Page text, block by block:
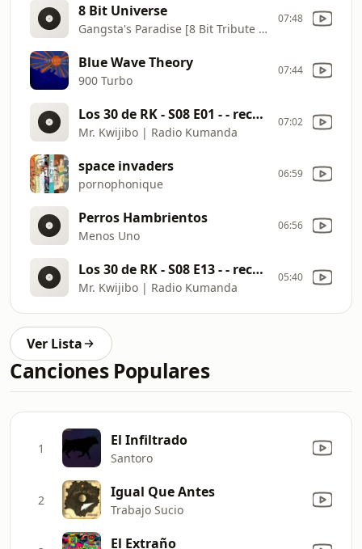
8 Bit Universe
Gangsta's Paradise [8 Bit Tribute to Coolio]
07:48
Blue Wave Theory
900 Turbo
07:44
Los 30 de RK - S08 E01 - - rec_20251014-224247
Mr. Kwijibo | Radio Kumanda
07:02
space invaders
pornophonique
06:59
Perros Hambrientos
Menos Uno
06:56
Los 30 de RK - S08 E13 - - rec_20251125-225637
Mr. Kwijibo | Radio Kumanda
05:40
Ver Lista
Canciones Populares
1 El Infiltrado
Santoro
2 Igual Que Antes
Trabajo Sucio
El Extraño